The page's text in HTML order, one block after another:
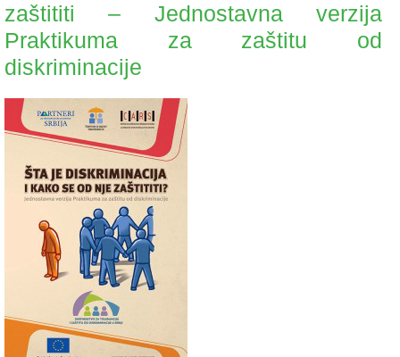
zaštititi – Jednostavna verzija
Praktikuma za zaštitu od
diskriminacije